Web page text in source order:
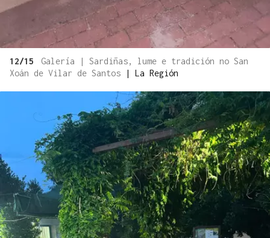
12/15
Galería | Sardiñas, lume e tradición no San
Xoán de Vilar de Santos
| La Región